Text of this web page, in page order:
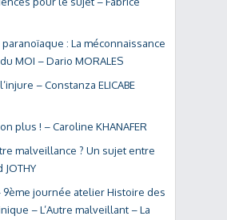
paranoïaque : La méconnaissance
MOI – Dario MORALES
– Constanza ELICABE
plus ! – Caroline KHANAFER
malveillance ? Un sujet entre
9ème journée atelier Histoire des
– L’Autre malveillant – La